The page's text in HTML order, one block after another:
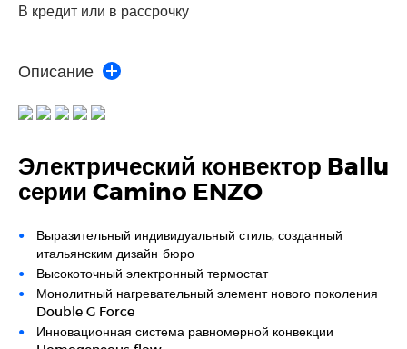
В кредит или в рассрочку
Описание
Электрический конвектор Ballu
серии Camino ENZO
Выразительный индивидуальный стиль, созданный
итальянским дизайн-бюро
Высокоточный электронный термостат
Монолитный нагревательный элемент нового поколения
Double G Force
Инновационная система равномерной конвекции